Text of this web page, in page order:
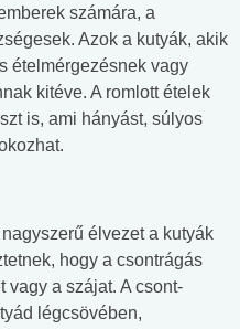
számára, a
Azok a kutyák, akik
ételmérgezésnek vagy
kitéve. A romlott ételek
is, ami hányást, súlyos
élvezet a kutyák
hogy a csontrágás
vagy a szájat. A csont-
légcsövében,